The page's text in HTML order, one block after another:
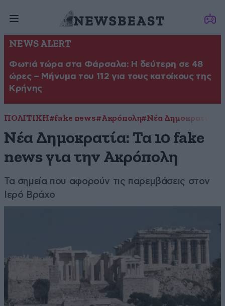
NEWS ALERT
Φωτιά τώρα στα Φάρσαλα: Η δεύτερη σε 48
ώρες – Μήνυμα του 112 για τους κατοίκους της
Κρήνης
ΠΟΛΙΤΙΚΗ#fake news#Ακρόπολη#Νέα Δημοκρατία
Νέα Δημοκρατία: Τα 10 fake
news για την Ακρόπολη
Τα σημεία που αφορούν τις παρεμβάσεις στον
Ιερό Βράχο